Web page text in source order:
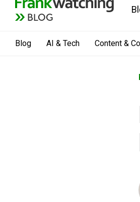
BLOG
Blog AI & Tech Content &